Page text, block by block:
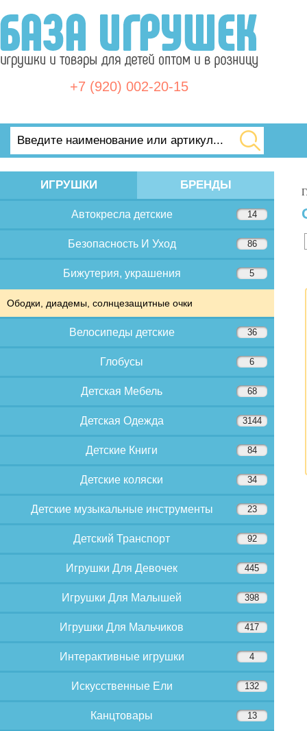
+7 (920) 002-20-15
ИГРУШКИ БРЕНДЫ
Автокресла детские 14
Безопасность И Уход 86
Бижутерия, украшения 5
Ободки, диадемы, солнцезащитные очки
Велосипеды детские 36
Глобусы 6
Детская Мебель 68
Детская Одежда 3144
Детские Книги 84
Детские коляски 34
Детские музыкальные инструменты 23
Детский Транспорт 92
Игрушки Для Девочек 445
Игрушки Для Малышей 398
Игрушки Для Мальчиков 417
Интерактивные игрушки 4
Искусственные Ели 132
Канцтовары 13